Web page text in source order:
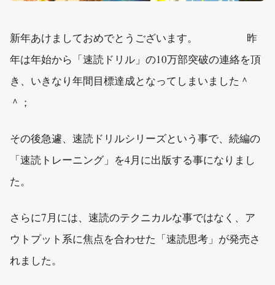
新年あけましておめでとうございます。 昨
年は年始から「速読ドリル」の10万部突破の連絡を頂
き、いきなり年間目標達成となってしまいました＾
＾；
その後急遽、速読ドリルシリーズという事で、続編の
「速読トレーニング」を4月に出版する事になりまし
た。
さらに7月には、速読のテクニカルな事ではなく、ア
ウトプット系に焦点を合わせた「速読思考」が発売さ
れました。